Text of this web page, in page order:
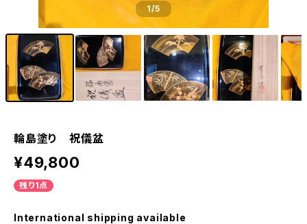
1/5
輪島塗り 祝儀盆
¥49,800
残り1点
International shipping available